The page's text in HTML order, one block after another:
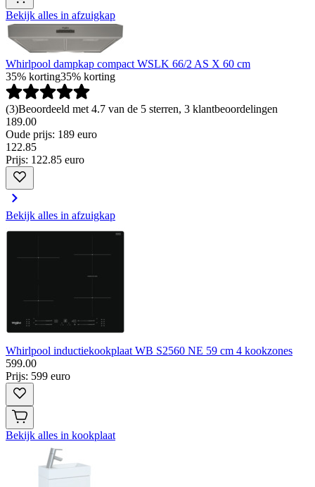
Bekijk alles in afzuigkap
Whirlpool dampkap compact WSLK 66/2 AS X 60 cm
35% korting35% korting
(3)Beoordeeld met 4.7 van de 5 sterren, 3 klantbeoordelingen
189.00
Oude prijs: 189 euro
122.85
Prijs: 122.85 euro
Bekijk alles in afzuigkap
Whirlpool inductiekookplaat WB S2560 NE 59 cm 4 kookzones
599.00
Prijs: 599 euro
Bekijk alles in kookplaat